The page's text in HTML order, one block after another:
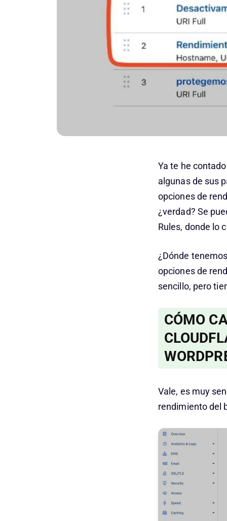
Ya te he
algunas de sus
opciones de
¿verdad? Se
Rules, donde lo
¿Dónde
opciones de
sencillo, pero
CÓMO
Vale, es muy
rendimiento del